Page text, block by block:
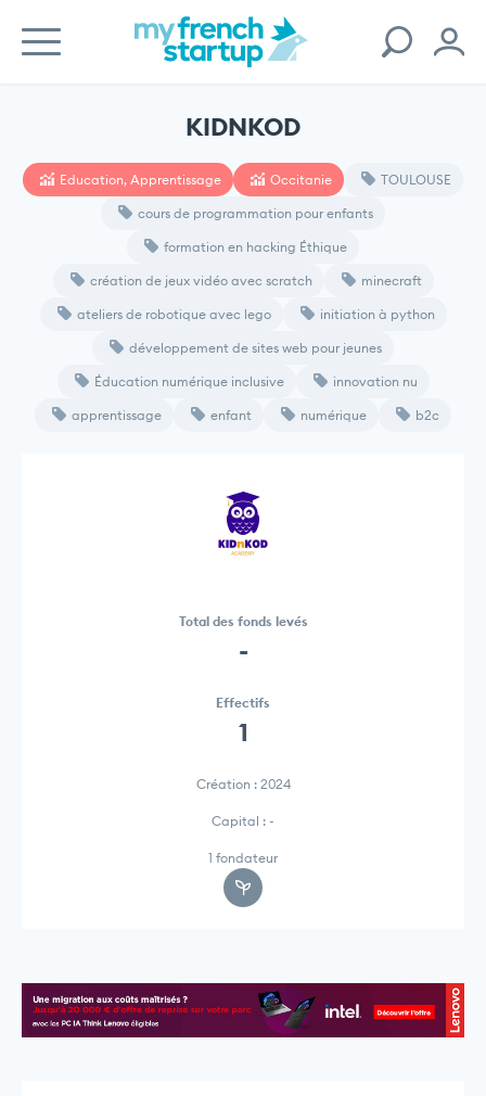
KIDNKOD
Education, Apprentissage Occitanie TOULOUSE
cours de programmation pour enfants
formation en hacking Éthique
création de jeux vidéo avec scratch minecraft
ateliers de robotique avec lego initiation à python
développement de sites web pour jeunes
Éducation numérique inclusive innovation nu
apprentissage enfant numérique b2c
Total des fonds levés
-
Effectifs
1
Création : 2024
Capital : -
1 fondateur